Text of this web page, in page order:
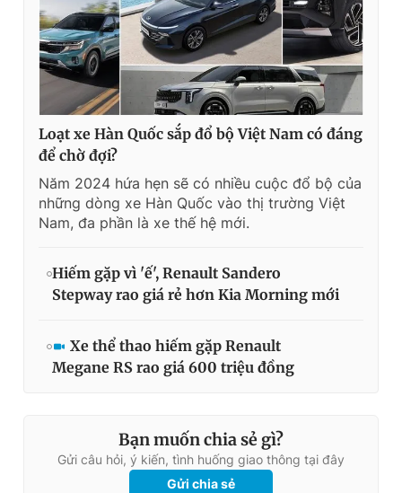
Loạt xe Hàn Quốc sắp đổ bộ Việt Nam có đáng
để chờ đợi?
Năm 2024 hứa hẹn sẽ có nhiều cuộc đổ bộ của
những dòng xe Hàn Quốc vào thị trường Việt
Nam, đa phần là xe thế hệ mới.
Hiếm gặp vì 'ế', Renault Sandero
Stepway rao giá rẻ hơn Kia Morning mới
Xe thể thao hiếm gặp Renault
Megane RS rao giá 600 triệu đồng
Bạn muốn chia sẻ gì?
Gửi câu hỏi, ý kiến, tình huống giao thông tại đây
Gửi chia sẻ